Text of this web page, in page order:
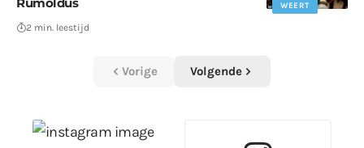
WEERT
2 min. leestijd
Vorige Volgende